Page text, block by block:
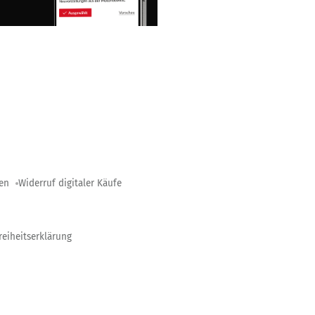
Widerruf digitaler Käufe